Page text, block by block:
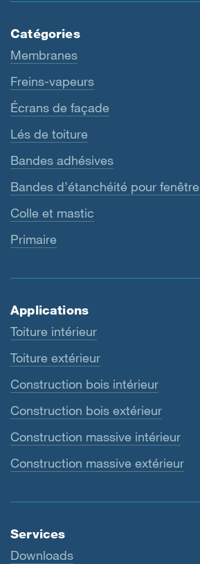
Catégories
Membranes
Freins-vapeurs
Écrans de façade
Lés de toiture
Bandes adhésives
Bandes d’étanchéité pour fenêtre
Colle et mastic
Primaire
Applications
Toiture intérieur
Toiture extérieur
Construction bois intérieur
Construction bois extérieur
Construction massive intérieur
Construction massive extérieur
Services
Downloads